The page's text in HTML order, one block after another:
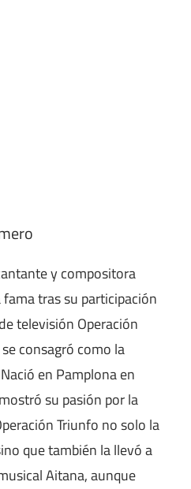
y compositora
tras su participación
televisión Operación
consagró como la
en Pamplona en
su pasión por la
Triunfo no solo la
que también la llevó a
Aitana, aunque